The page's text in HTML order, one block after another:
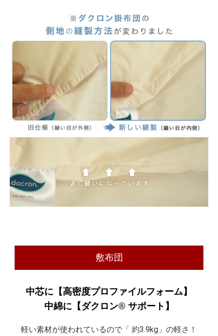
敷布団
中芯に【高密度プロファイルフォーム】
中綿に【ダクロン® サポート】
軽い素材が使われているので「 約3.9kg」の軽さ！